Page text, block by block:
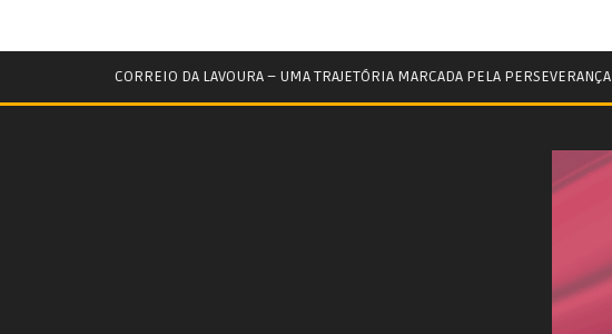
CORREIO DA LAVOURA – UMA TRAJETÓRIA MARCADA PELA PERSEVERANÇA